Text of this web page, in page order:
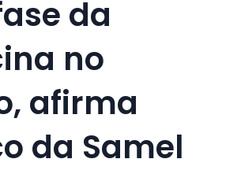
da
no
afirma
da Samel